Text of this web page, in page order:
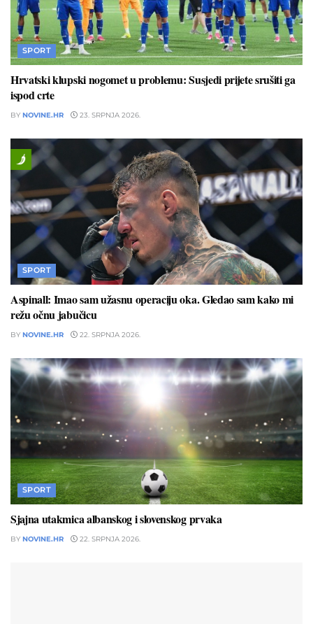
SPORT
Hrvatski klupski nogomet u problemu: Susjedi prijete srušiti ga
ispod crte
BY NOVINE.HR 23. SRPNJA 2026.
SPORT
Aspinall: Imao sam užasnu operaciju oka. Gledao sam kako mi
režu očnu jabučicu
BY NOVINE.HR 22. SRPNJA 2026.
SPORT
Sjajna utakmica albanskog i slovenskog prvaka
BY NOVINE.HR 22. SRPNJA 2026.